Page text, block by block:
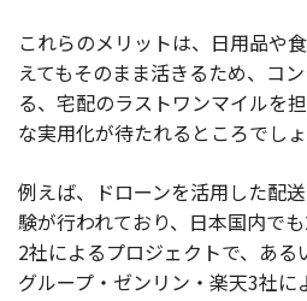
これらのメリットは、日用品や
えてもそのまま活きるため、コ
る、宅配のラストワンマイルを
な実用化が待たれるところでしょ
例えば、ドローンを活用した配
験が行われており、日本国内で
2社によるプロジェクトで、あ
グループ・ゼンリン・楽天3社